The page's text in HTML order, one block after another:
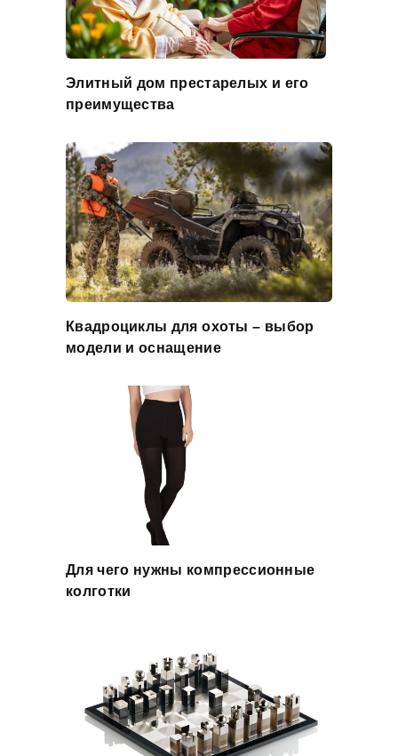
Элитный дом престарелых и его
преимущества
Квадроциклы для охоты – выбор
модели и оснащение
Для чего нужны компрессионные
колготки